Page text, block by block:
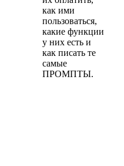
как ими
пользоваться,
какие функции
у них есть и
как писать те
самые
ПРОМПТЫ.